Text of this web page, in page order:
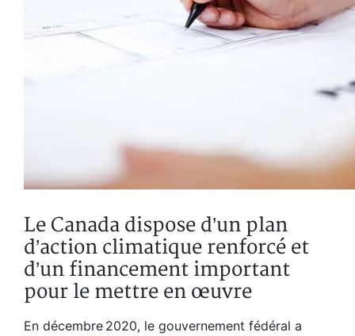
Le Canada dispose d’un plan
d’action climatique renforcé et
d’un financement important
pour le mettre en œuvre
En décembre 2020, le gouvernement fédéral a